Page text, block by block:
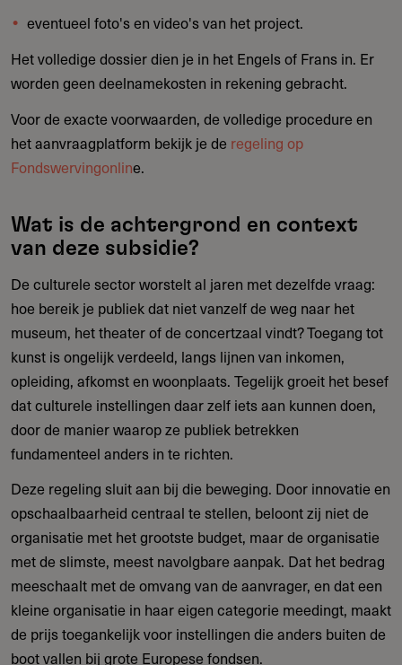
eventueel foto's en video's van het project.
Het volledige dossier dien je in het Engels of Frans in. Er
worden geen deelnamekosten in rekening gebracht.
Voor de exacte voorwaarden, de volledige procedure en
het aanvraagplatform bekijk je de regeling op
Fondswervingonline.
Wat is de achtergrond en context
van deze subsidie?
De culturele sector worstelt al jaren met dezelfde vraag:
hoe bereik je publiek dat niet vanzelf de weg naar het
museum, het theater of de concertzaal vindt? Toegang tot
kunst is ongelijk verdeeld, langs lijnen van inkomen,
opleiding, afkomst en woonplaats. Tegelijk groeit het besef
dat culturele instellingen daar zelf iets aan kunnen doen,
door de manier waarop ze publiek betrekken
fundamenteel anders in te richten.
Deze regeling sluit aan bij die beweging. Door innovatie en
opschaalbaarheid centraal te stellen, beloont zij niet de
organisatie met het grootste budget, maar de organisatie
met de slimste, meest navolgbare aanpak. Dat het bedrag
meeschaalt met de omvang van de aanvrager, en dat een
kleine organisatie in haar eigen categorie meedingt, maakt
de prijs toegankelijk voor instellingen die anders buiten de
boot vallen bij grote Europese fondsen.